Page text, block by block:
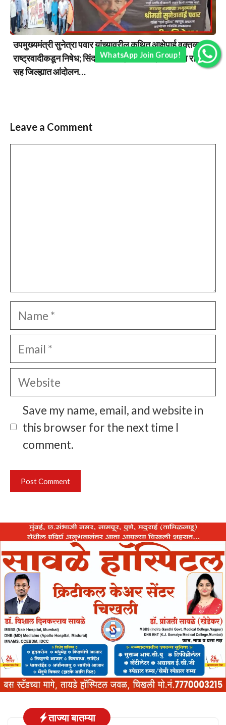
उपमुख्यमंत्री सुनेत्रा पवार यांच्यावरील कथित आक्षेपार्ह वक्तव्याचा
राष्ट्रवादीकडून निषेध; सिंदखेड राजा, चिखलीत, देऊळगाव राजा
सह जिल्ह्यात आंदोलन…
Leave a Comment
Name
Email
Website
Save my name, email, and website in
this browser for the next time I
comment.
ताज्या बातम्या
WhatsApp Join Group!